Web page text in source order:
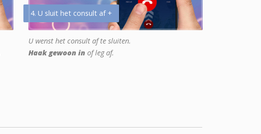
4. U sluit het consult af +
U wenst het consult af te sluiten.
Haak gewoon in of leg af.